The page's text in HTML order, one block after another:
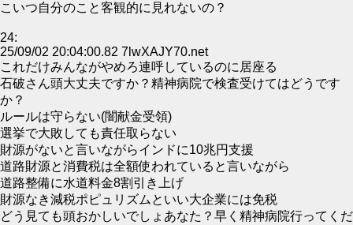
こいつ自分のこと客観的に見れないの？
24:
25/09/02 20:04:00.82 7lwXAJY70.net
これだけみんながやめろ連呼しているのに居座る
石破さん頭大丈夫ですか？精神病院で検査受けてはどうです
か？
ルールは守らない(闇献金受領)
選挙で大敗しても責任取らない
財源がないと言いながらインドに10兆円支援
道路財源と消費税は全額使われていると言いながら
道路整備に水道料金8割引き上げ
財源なき減税ポピュリズムといい大企業には免税
どう見ても頭おかしいでしょあなた？早く精神病院行ってくだ